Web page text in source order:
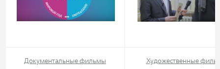
Документальные фильмы Художественные